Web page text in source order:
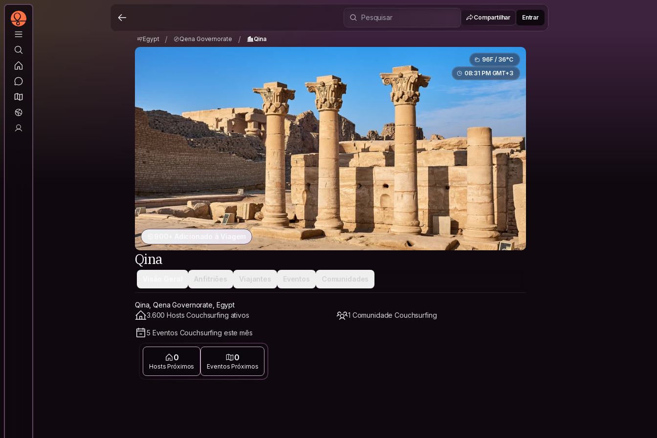
Compartilhar Entrar
Egypt / Qena Governorate / Qina
96F / 36°C
08:31 PM GMT+3
900+ Adicionado à Viagem
Qina
Anfitriões Viajantes Eventos Comunidades
Qina, Qena Governorate, Egypt
3.600 Hosts Couchsurfing ativos
1 Comunidade Couchsurfing
5 Eventos Couchsurfing este mês
0
Hosts Próximos
0
Eventos Próximos